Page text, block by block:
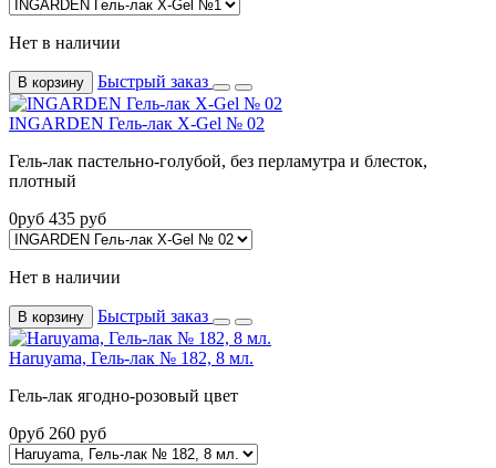
Нет в наличии
В корзину Быстрый заказ
INGARDEN Гель-лак X-Gel № 02
Гель-лак пастельно-голубой, без перламутра и блесток,
плотный
0руб 435 руб
Нет в наличии
В корзину Быстрый заказ
Haruyama, Гель-лак № 182, 8 мл.
Гель-лак ягодно-розовый цвет
0руб 260 руб